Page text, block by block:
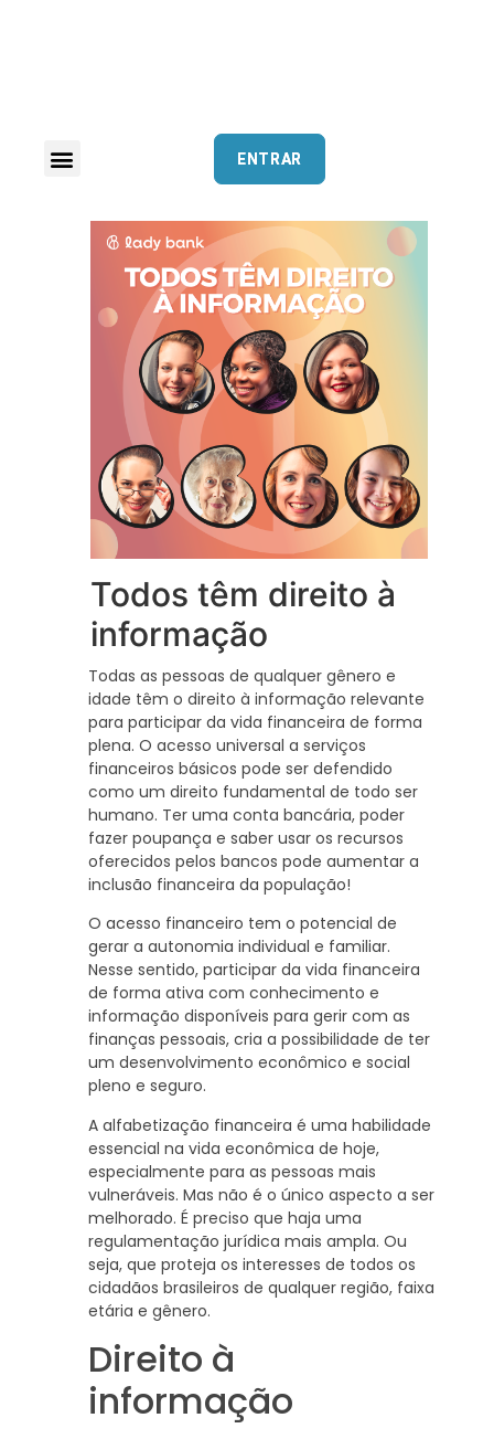
ENTRAR
Todos têm direito à
informação
Todas as pessoas de qualquer gênero e
idade têm o direito à informação relevante
para participar da vida financeira de forma
plena. O acesso universal a serviços
financeiros básicos pode ser defendido
como um direito fundamental de todo ser
humano. Ter uma conta bancária, poder
fazer poupança e saber usar os recursos
oferecidos pelos bancos pode aumentar a
inclusão financeira da população!
O acesso financeiro tem o potencial de
gerar a autonomia individual e familiar.
Nesse sentido, participar da vida financeira
de forma ativa com conhecimento e
informação disponíveis para gerir com as
finanças pessoais, cria a possibilidade de ter
um desenvolvimento econômico e social
pleno e seguro.
A alfabetização financeira é uma habilidade
essencial na vida econômica de hoje,
especialmente para as pessoas mais
vulneráveis. Mas não é o único aspecto a ser
melhorado. É preciso que haja uma
regulamentação jurídica mais ampla. Ou
seja, que proteja os interesses de todos os
cidadãos brasileiros de qualquer região, faixa
etária e gênero.
Direito à
informação